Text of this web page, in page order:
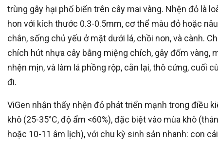
trùng gây hại phổ biến trên cây mai vàng. Nhện đỏ là
hon với kích thước 0.3-0.5mm, cơ thể màu đỏ hoặc
chân, sống chủ yếu ở mặt dưới lá, chồi non, và cành.
chích hút nhựa cây bằng miệng chích, gây đốm vàng,
nhện mịn, và làm lá phồng rộp, cằn lại, thô cứng, cuối
đi.
ViGen nhận thấy nhện đỏ phát triển mạnh trong điều
khô (25-35°C, độ ẩm <60%), đặc biệt vào mùa khô
hoặc 10-11 âm lịch), với chu kỳ sinh sản nhanh: con